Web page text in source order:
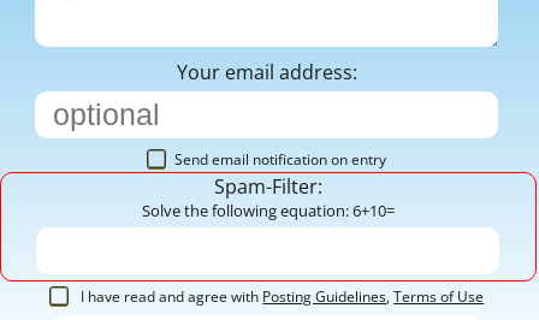
Your email address:
Send email notification on entry
Spam-Filter:
Solve the following equation: 6+10=
I have read and agree with Posting Guidelines,Terms of Use